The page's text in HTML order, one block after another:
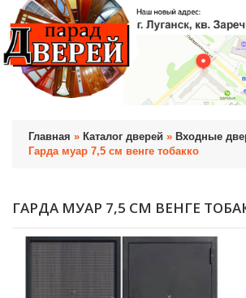
Главная » Каталог дверей » Входные
Гарда муар 7,5 см венге тобакко
ГАРДА МУАР 7,5 СМ ВЕНГЕ